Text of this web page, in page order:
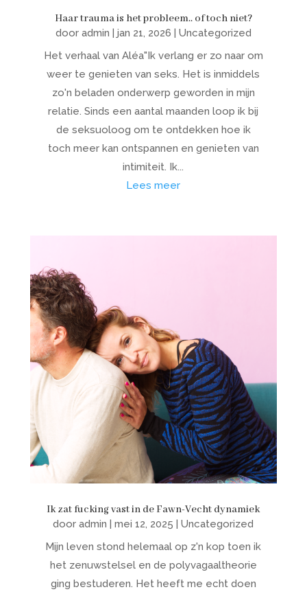
Haar trauma is het probleem.. of toch niet?
door admin | jan 21, 2026 | Uncategorized
Het verhaal van Aléa"Ik verlang er zo naar om
weer te genieten van seks. Het is inmiddels
zo'n beladen onderwerp geworden in mijn
relatie. Sinds een aantal maanden loop ik bij
de seksuoloog om te ontdekken hoe ik
toch meer kan ontspannen en genieten van
intimiteit. Ik...
Lees meer
Ik zat fucking vast in de Fawn-Vecht dynamiek
dooradmin |mei 12, 2025 |Uncategorized
Mijn leven stond helemaal op z'n kop toen ik
het zenuwstelsel en de polyvagaaltheorie
ging bestuderen. Het heeft me echt doen